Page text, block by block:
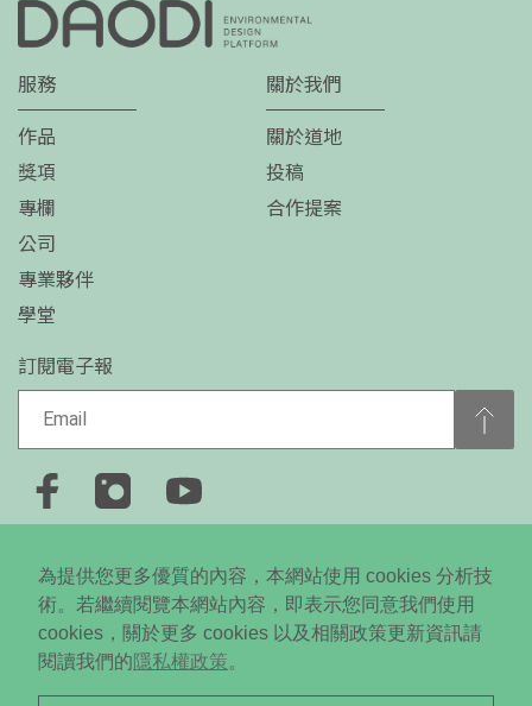
為提供您更多優質的內容，本網站使用 cookies 分析技
術。若繼續閱覽本網站內容，即表示您同意我們使用
cookies，關於更多 cookies 以及相關政策更新資訊請
閱讀我們的隱私權政策。
服務
作品
獎項
專欄
公司
專業夥伴
學堂
關於我們
關於道地
投稿
合作提案
訂閱電子報
台北市大安區忠孝東路四段310號5樓
Copyright © 2024 Daodi New Media All RightsReserved. ©
未經授權．不得轉載